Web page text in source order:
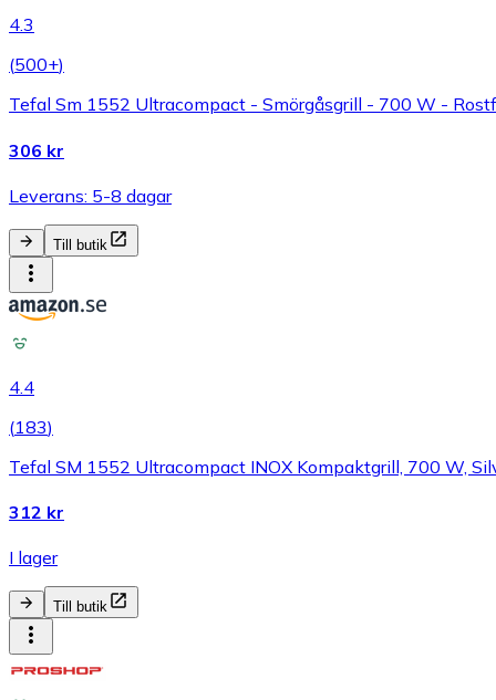
4.3
(500+)
Tefal Sm 1552 Ultracompact - Smörgåsgrill - 700 W -
306 kr
Leverans: 5-8 dagar
Till butik
4.4
(183)
Tefal SM 1552 Ultracompact INOX Kompaktgrill, 700 W,
312 kr
I lager
Till butik